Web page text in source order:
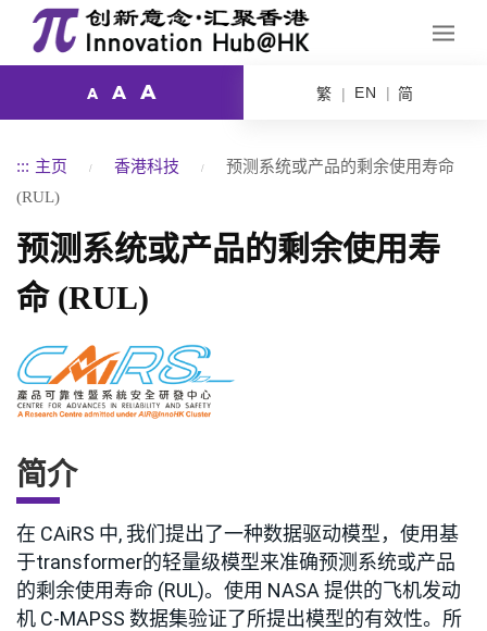
A A A 繁 EN 简
::: 主页 香港科技
预测系统或产品的剩余使用寿命
(RUL)
预测系统或产品的剩余使用寿
命 (RUL)
简介
在 CAiRS 中, 我们提出了一种数据驱动模型，使用基
于transformer的轻量级模型来准确预测系统或产品
的剩余使用寿命 (RUL)。使用 NASA 提供的飞机发动
机 C-MAPSS 数据集验证了所提出模型的有效性。所